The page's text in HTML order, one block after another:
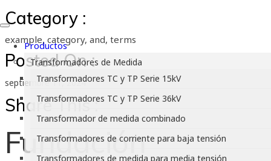
Productos
Transformadores de Medida
Transformadores TC y TP Serie 15kV
Transformadores TC y TP Serie 36kV
Transformador de medida combinado
Transformadores de corriente para baja tensión
Transformadores de medida para media tensión
Category :
example, category, and, terms
Posted On :
septiembre 11, 2024
Share This :
Fundación